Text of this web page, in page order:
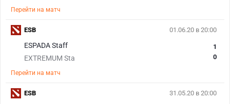
Перейти на матч
01.06.20 в 20:00
ESPADA Staff
EXTREMUM Sta
1
0
Перейти на матч
ESB
31.05.20 в 20:00
ESB